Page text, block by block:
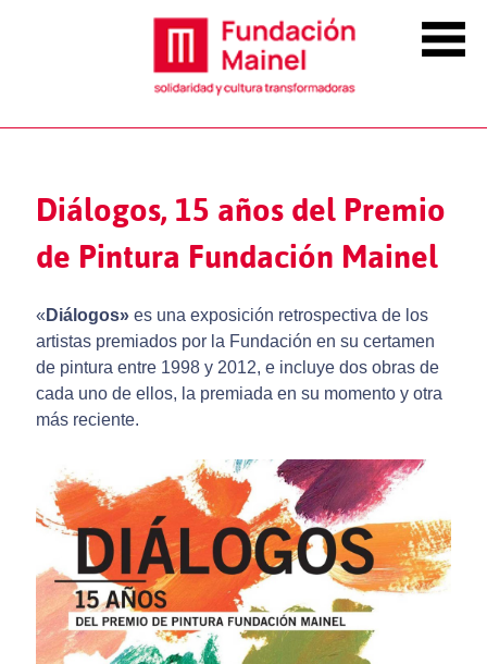
Diálogos, 15 años del Premio
de Pintura Fundación Mainel
« Diálogos»es una exposición retrospectiva de los
artistas premiados por la Fundación en su certamen
de pintura entre 1998 y 2012, e incluye dos obras de
cada uno de ellos, la premiada en su momento y otra
más reciente.